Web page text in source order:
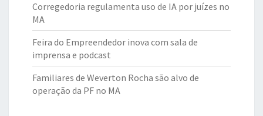
Corregedoria regulamenta uso de IA por juízes no
MA
Feira do Empreendedor inova com sala de
imprensa e podcast
Familiares de Weverton Rocha são alvo de
operação da PF no MA